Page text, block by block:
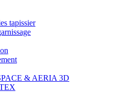
tapissier
& AERIA 3D